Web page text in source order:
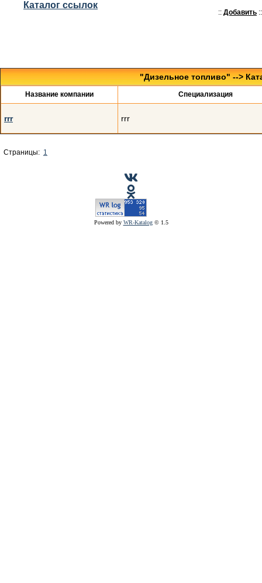
Каталог ссылок
:: Добавить ::
"Дизельное топливо" -->
Название компании Специализация
rrr rrr
Страницы: 1
Powered by WR-Katalog© 1.5